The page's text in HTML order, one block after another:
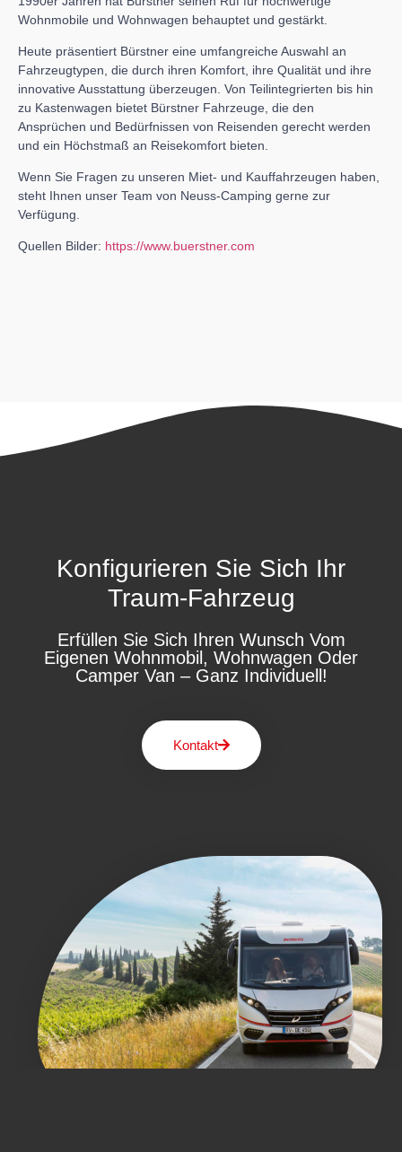
Wohnmobile und Wohnwagen behauptet und gestärkt.
Heute präsentiert Bürstner eine umfangreiche Auswahl an
Fahrzeugtypen, die durch ihren Komfort, ihre Qualität und ihre
innovative Ausstattung überzeugen. Von Teilintegrierten bis hin
zu Kastenwagen bietet Bürstner Fahrzeuge, die den
Ansprüchen und Bedürfnissen von Reisenden gerecht werden
und ein Höchstmaß an Reisekomfort bieten.
Wenn Sie Fragen zu unseren Miet- und Kauffahrzeugen haben,
steht Ihnen unser Team von Neuss-Camping gerne zur
Verfügung.
Quellen Bilder: https://www.buerstner.com
Konfigurieren Sie Sich Ihr
Traum-Fahrzeug
Erfüllen Sie Sich Ihren Wunsch Vom
Eigenen Wohnmobil, Wohnwagen Oder
Camper Van – Ganz Individuell!
Kontakt